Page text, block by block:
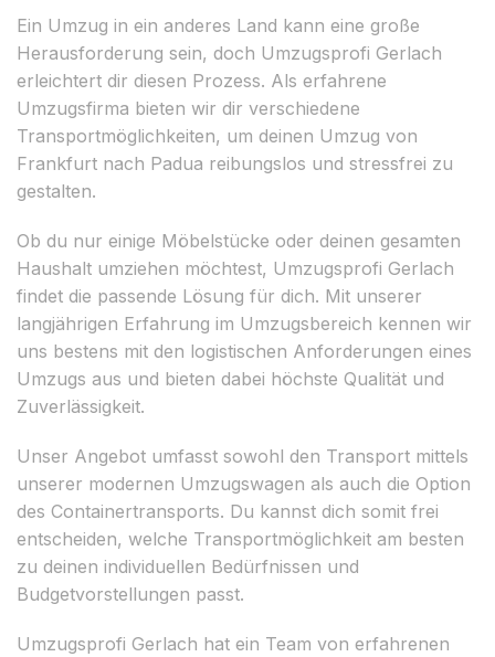
Ein Umzug in ein anderes Land kann eine große
Herausforderung sein, doch Umzugsprofi Gerlach
erleichtert dir diesen Prozess. Als erfahrene
Umzugsfirma bieten wir dir verschiedene
Transportmöglichkeiten, um deinen Umzug von
Frankfurt nach Padua reibungslos und stressfrei zu
gestalten.
Ob du nur einige Möbelstücke oder deinen gesamten
Haushalt umziehen möchtest, Umzugsprofi Gerlach
findet die passende Lösung für dich. Mit unserer
langjährigen Erfahrung im Umzugsbereich kennen wir
uns bestens mit den logistischen Anforderungen eines
Umzugs aus und bieten dabei höchste Qualität und
Zuverlässigkeit.
Unser Angebot umfasst sowohl den Transport mittels
unserer modernen Umzugswagen als auch die Option
des Containertransports. Du kannst dich somit frei
entscheiden, welche Transportmöglichkeit am besten
zu deinen individuellen Bedürfnissen und
Budgetvorstellungen passt.
Umzugsprofi Gerlach hat ein Team von erfahrenen